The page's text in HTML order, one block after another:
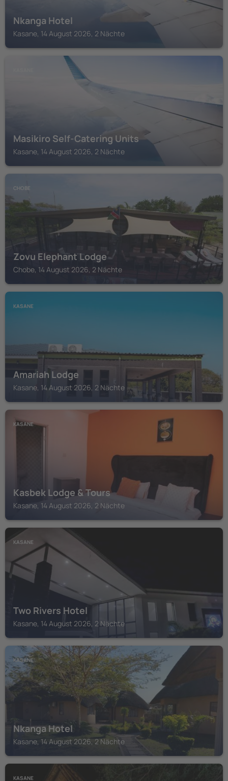
Nkanga Hotel
Kasane, 14 August 2026, 2 Nächte
Masikiro Self-Catering Units
Kasane, 14 August 2026, 2 Nächte
CHOBE
Zovu Elephant Lodge
Chobe, 14 August 2026, 2 Nächte
KASANE
Amariah Lodge
Kasane, 14 August 2026, 2 Nächte
KASANE
Kasbek Lodge & Tours
Kasane, 14 August 2026, 2 Nächte
KASANE
Two Rivers Hotel
Kasane, 14 August 2026, 2 Nächte
KASANE
Nkanga Hotel
Kasane, 14 August 2026, 2 Nächte
KASANE